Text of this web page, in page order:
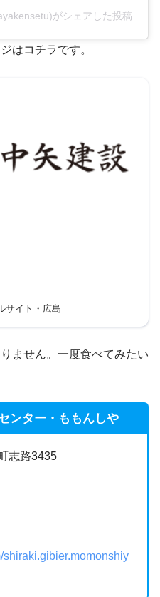
がシェアした投稿
はコチラです。
サイト・広島
ません。一度食べてみたい
ンター・ももんしや
志路3435
shiraki.gibier.momonshiy